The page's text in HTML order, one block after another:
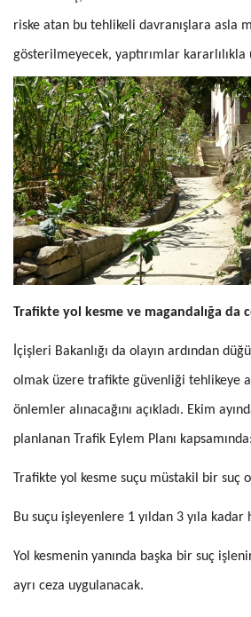
riske atan bu tehlikeli davranışlara asla
gösterilmeyecek, yaptırımlar kararlılıkla
Trafikte yol kesme ve magandalığa da
İçişleri Bakanlığı da olayın ardından
olmak üzere trafikte güvenliği tehlikeye
önlemler alınacağını açıkladı. Ekim
planlanan Trafik Eylem Planı kapsamında:
Trafikte yol kesme suçu müstakil bir suç
Bu suçu işleyenlere 1 yıldan 3 yıla kadar
Yol kesmenin yanında başka bir suç
ayrı ceza uygulanacak.